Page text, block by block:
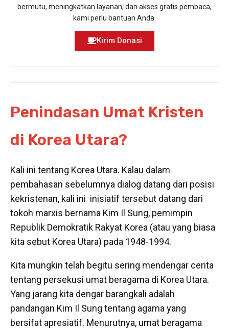
bermutu, meningkatkan layanan, dan akses gratis pembaca,
kami perlu bantuan Anda.
Kirim Donasi
Penindasan Umat Kristen
di Korea Utara?
Kali ini tentang Korea Utara. Kalau dalam
pembahasan sebelumnya dialog datang dari posisi
kekristenan, kali ini inisiatif tersebut datang dari
tokoh marxis bernama Kim Il Sung, pemimpin
Republik Demokratik Rakyat Korea (atau yang biasa
kita sebut Korea Utara) pada 1948-1994.
Kita mungkin telah begitu sering mendengar cerita
tentang persekusi umat beragama di Korea Utara.
Yang jarang kita dengar barangkali adalah
pandangan Kim Il Sung tentang agama yang
bersifat apresiatif. Menurutnya, umat beragama